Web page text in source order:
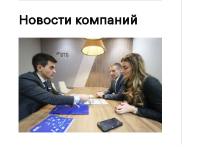
Новости компаний